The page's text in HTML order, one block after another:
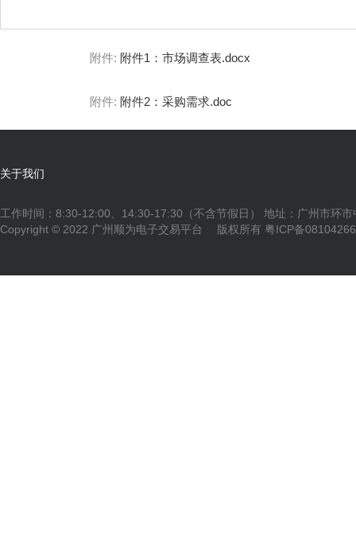
附件: 附件1：市场调查表.docx
附件: 附件2：采购需求.doc
关于我们
工作时间：8:30-12:00、14:30-17:30（不含节假日） 地址：广州市环
Copyright © 2022 广州顺为电子交易平台 版权所有 粤ICP备